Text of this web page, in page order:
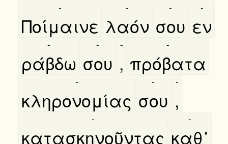
Ποίμαινε
-
λαόν
-
σου
-
εν
-
ράβδω
-
σου
-
,
-
πρόβατα
-
κληρονομίας
-
σου
-
,
-
κατασκηνοῦντας
-
καθ᾿
-